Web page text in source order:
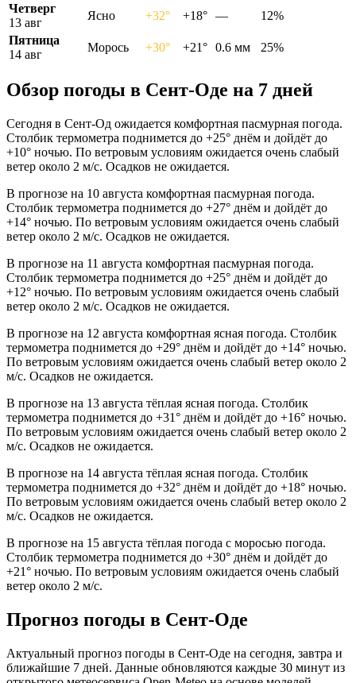
Четверг
13 авг
Ясно +32° +18° —
12%
Пятница
14 авг
Морось +30° +21° 0.6 мм 25%
Обзор погоды в Сент-Оде на 7 дней
Сегодня в Сент-Од ожидается комфортная пасмурная погода.
Столбик термометра поднимется до +25° днём и дойдёт до
+10° ночью. По ветровым условиям ожидается очень слабый
ветер около 2 м/с. Осадков не ожидается.
В прогнозе на 10 августа комфортная пасмурная погода.
Столбик термометра поднимется до +27° днём и дойдёт до
+14° ночью. По ветровым условиям ожидается очень слабый
ветер около 2 м/с. Осадков не ожидается.
В прогнозе на 11 августа комфортная пасмурная погода.
Столбик термометра поднимется до +25° днём и дойдёт до
+12° ночью. По ветровым условиям ожидается очень слабый
ветер около 2 м/с. Осадков не ожидается.
В прогнозе на 12 августа комфортная ясная погода. Столбик
термометра поднимется до +29° днём и дойдёт до +14° ночью.
По ветровым условиям ожидается очень слабый ветер около 2
м/с. Осадков не ожидается.
В прогнозе на 13 августа тёплая ясная погода. Столбик
термометра поднимется до +31° днём и дойдёт до +16° ночью.
По ветровым условиям ожидается очень слабый ветер около 2
м/с. Осадков не ожидается.
В прогнозе на 14 августа тёплая ясная погода. Столбик
термометра поднимется до +32° днём и дойдёт до +18° ночью.
По ветровым условиям ожидается очень слабый ветер около 2
м/с. Осадков не ожидается.
В прогнозе на 15 августа тёплая погода с моросью погода.
Столбик термометра поднимется до +30° днём и дойдёт до
+21° ночью. По ветровым условиям ожидается очень слабый
ветер около 2 м/с.
Прогноз погоды в Сент-Оде
Актуальный прогноз погоды в Сент-Оде на сегодня, завтра и
ближайшие 7 дней. Данные обновляются каждые 30 минут из